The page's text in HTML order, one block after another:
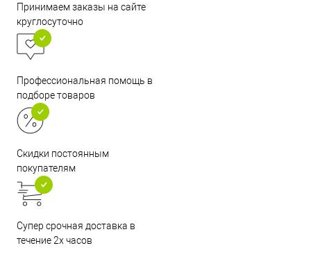
Принимаем заказы на сайте
круглосуточно
Профессиональная помощь в
подборе товаров
Скидки постоянным
покупателям
Супер срочная доставка в
течение 2х часов